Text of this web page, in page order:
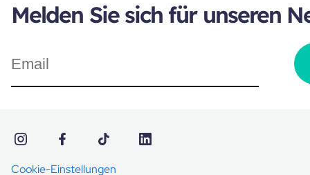
Melden Sie sich für unseren
Cookie-Einstellungen